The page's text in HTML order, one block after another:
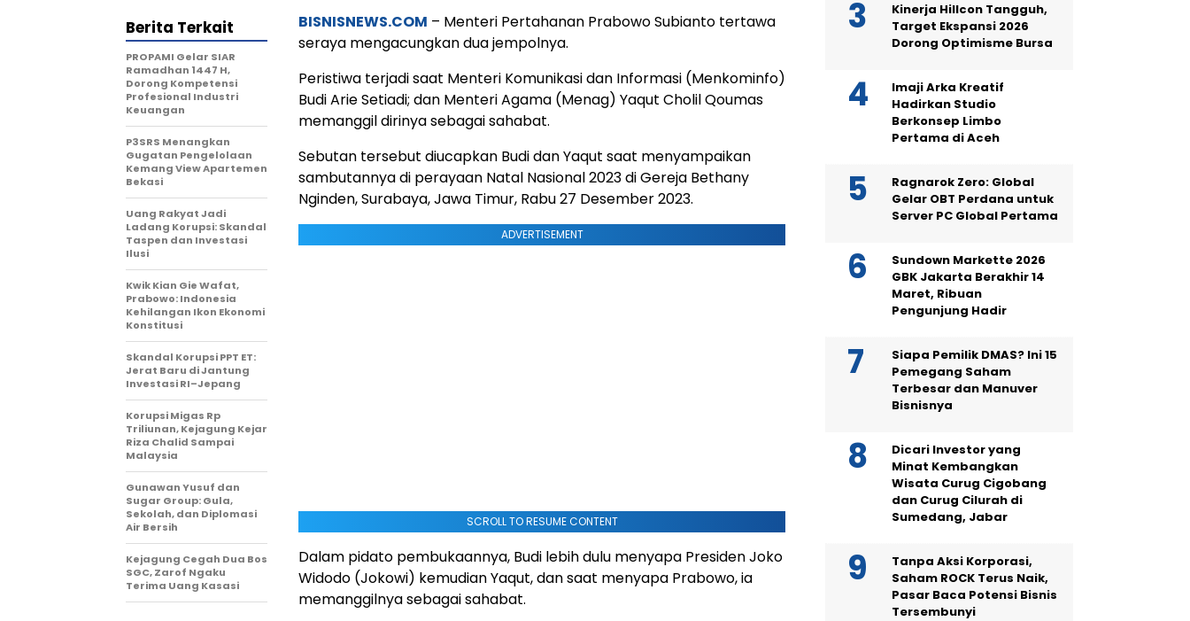
BISNISNEWS.COM – Menteri Pertahanan Prabowo Subianto tertawa
seraya mengacungkan dua jempolnya.
Peristiwa terjadi saat Menteri Komunikasi dan Informasi (Menkominfo)
Budi Arie Setiadi; dan Menteri Agama (Menag) Yaqut Cholil Qoumas
memanggil dirinya sebagai sahabat.
Sebutan tersebut diucapkan Budi dan Yaqut saat menyampaikan
sambutannya di perayaan Natal Nasional 2023 di Gereja Bethany
Nginden, Surabaya, Jawa Timur, Rabu 27 Desember 2023.
ADVERTISEMENT
SCROLL TO RESUME CONTENT
Dalam pidato pembukaannya, Budi lebih dulu menyapa Presiden Joko
Widodo (Jokowi) kemudian Yaqut, dan saat menyapa Prabowo, ia
memanggilnya sebagai sahabat.
Berita Terkait
PROPAMI Gelar SIAR
Ramadhan 1447 H,
Dorong Kompetensi
Profesional Industri
Keuangan
P3SRS Menangkan
Gugatan Pengelolaan
Kemang View Apartemen
Bekasi
Uang Rakyat Jadi
Ladang Korupsi: Skandal
Taspen dan Investasi
Ilusi
Kwik Kian Gie Wafat,
Prabowo: Indonesia
Kehilangan Ikon Ekonomi
Konstitusi
Skandal Korupsi PPT ET:
Jerat Baru di Jantung
Investasi RI–Jepang
Korupsi Migas Rp
Triliunan, Kejagung Kejar
Riza Chalid Sampai
Malaysia
Gunawan Yusuf dan
Sugar Group: Gula,
Sekolah, dan Diplomasi
Air Bersih
Kejagung Cegah Dua Bos
SGC, Zarof Ngaku
Terima Uang Kasasi
Kinerja Hillcon Tangguh,
Target Ekspansi 2026
Dorong Optimisme Bursa
Imaji Arka Kreatif
Hadirkan Studio
Berkonsep Limbo
Pertama di Aceh
Ragnarok Zero: Global
Gelar OBT Perdana untuk
Server PC Global Pertama
Sundown Markette 2026
GBK Jakarta Berakhir 14
Maret, Ribuan
Pengunjung Hadir
Siapa Pemilik DMAS? Ini 15
Pemegang Saham
Terbesar dan Manuver
Bisnisnya
Dicari Investor yang
Minat Kembangkan
Wisata Curug Cigobang
dan Curug Cilurah di
Sumedang, Jabar
Tanpa Aksi Korporasi,
Saham ROCK Terus Naik,
Pasar Baca Potensi Bisnis
Tersembunyi